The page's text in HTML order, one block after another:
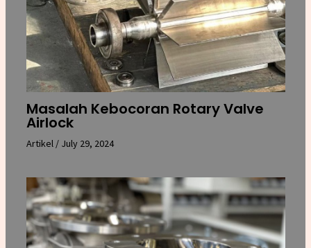
Masalah Kebocoran Rotary Valve
Airlock
Artikel/ July 29, 2024